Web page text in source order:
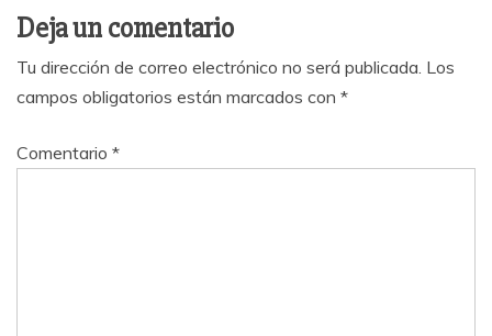
Deja un comentario
Tu dirección de correo electrónico no será publicada. Los
campos obligatorios están marcados con *
Comentario *